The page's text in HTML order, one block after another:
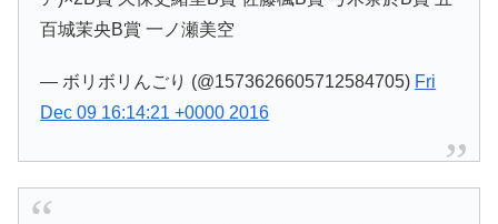
百城茉央B賞 一ノ瀬美空
— ボリボリんごり (@1573626605712584705) Fri
Dec 09 16:14:21 +0000 2016